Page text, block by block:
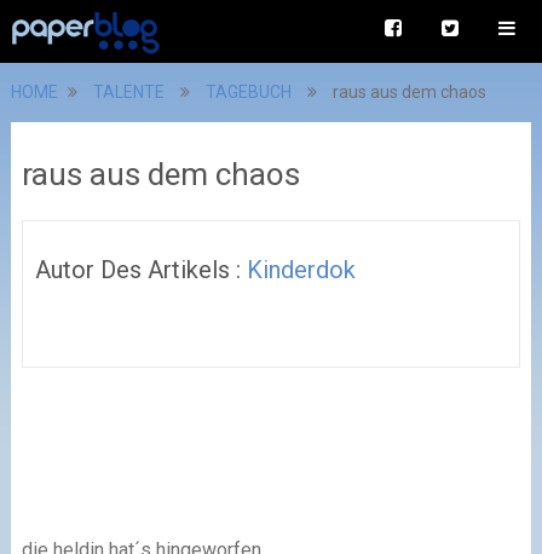
HOME TALENTE TAGEBUCH raus aus dem chaos
raus aus dem chaos
Autor Des Artikels : Kinderdok